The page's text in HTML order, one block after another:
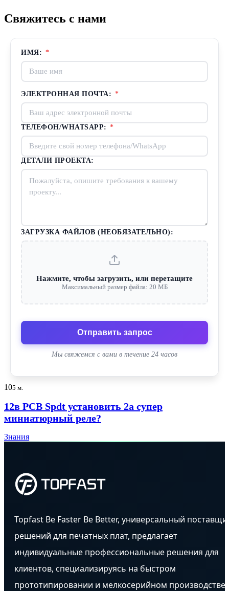
Свяжитесь с нами
ИМЯ: *
ЭЛЕКТРОННАЯ ПОЧТА: *
ТЕЛЕФОН/WHATSAPP: *
ДЕТАЛИ ПРОЕКТА:
ЗАГРУЗКА ФАЙЛОВ (НЕОБЯЗАТЕЛЬНО):
Нажмите, чтобы загрузить, или перетащите
Максимальный размер файла: 20 МБ
Отправить запрос
Мы свяжемся с вами в течение 24 часов
105 м.
12в PCB Spdt установить 2a супер
миниатюрный реле?
Знания
Topfast Be Faster Be Better, универсальный
решений для печатных плат, предлагает
индивидуальные профессиональные решения для
клиентов, специализируясь на быстром
прототипировании и мелкосерийном производстве.